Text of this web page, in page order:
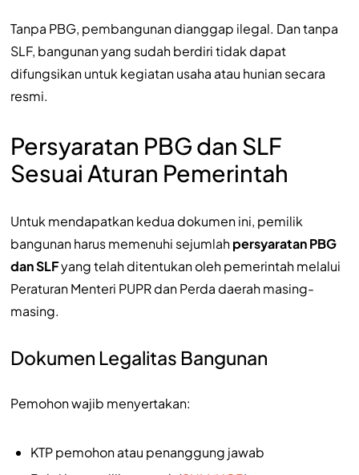
Tanpa PBG, pembangunan dianggap ilegal. Dan tanpa
SLF, bangunan yang sudah berdiri tidak dapat
difungsikan untuk kegiatan usaha atau hunian secara
resmi.
Persyaratan PBG dan SLF
Sesuai Aturan Pemerintah
Untuk mendapatkan kedua dokumen ini, pemilik
bangunan harus memenuhi sejumlahpersyaratan PBG
dan SLFyang telah ditentukan oleh pemerintah melalui
Peraturan Menteri PUPR dan Perda daerah masing-
masing.
Dokumen Legalitas Bangunan
Pemohon wajib menyertakan:
KTP pemohon atau penanggung jawab